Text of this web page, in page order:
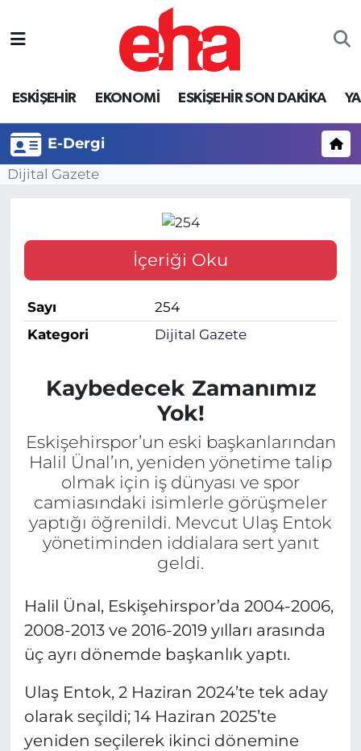
ESKİŞEHİR EKONOMİ ESKİŞEHİR SON DAKİKA
E-Dergi
Dijital Gazete
İçeriği Oku
Sayı
254
Kategori
Dijital Gazete
Kaybedecek Zamanımız
Yok!
Eskişehirspor’un eski başkanlarından
Halil Ünal’ın, yeniden yönetime talip
olmak için iş dünyası ve spor
camiasındaki isimlerle görüşmeler
yaptığı öğrenildi. Mevcut Ulaş Entok
yönetiminden iddialara sert yanıt
geldi.
Halil Ünal, Eskişehirspor’da 2004-2006,
2008-2013 ve 2016-2019 yılları arasında
üç ayrı dönemde başkanlık yaptı.
Ulaş Entok, 2 Haziran 2024’te tek aday
olarak seçildi; 14 Haziran 2025’te
yeniden seçilerek ikinci dönemine